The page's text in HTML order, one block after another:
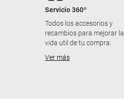
Servicio 360º
Todos los accesorios y
recambios para mejorar la
vida util de tu compra.
Ver más